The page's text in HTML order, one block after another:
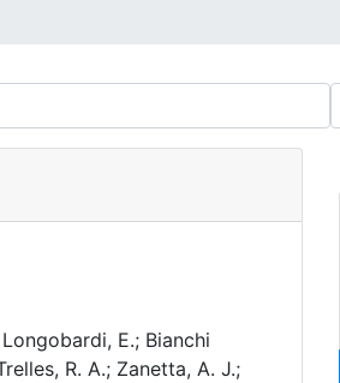
E.; Bianchi
R. A.; Zanetta, A. J.;